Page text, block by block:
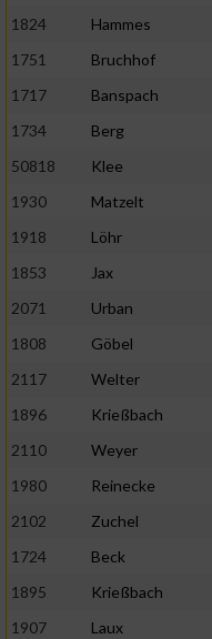
1824
Hammes
1751
Bruchhof
1717
Banspach
1734
Berg
50818
Klee
1930
Matzelt
1918
Löhr
1853
Jax
2071
Urban
1808
Göbel
2117
Welter
1896
Krießbach
2110
Weyer
1980
Reinecke
2102
Zuchel
1724
Beck
1895
Krießbach
1907
Laux